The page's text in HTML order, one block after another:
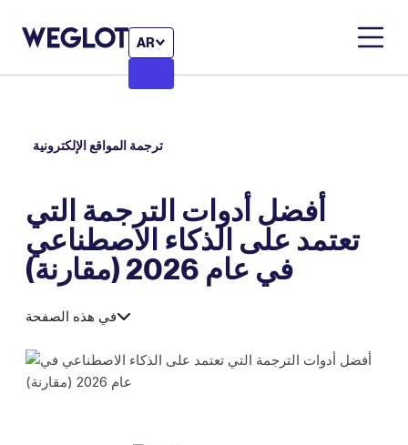
AR
ترجمة المواقع الإلكترونية
أفضل أدوات الترجمة التي
تعتمد على الذكاء الاصطناعي
في عام 2026 (مقارنة)
في هذه الصفحة